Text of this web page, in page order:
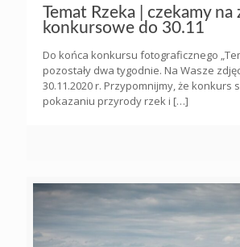
Temat Rzeka | czekamy na
konkursowe do 30.11
Do końca konkursu fotograficznego
pozostały dwa tygodnie. Na Wasze
30.11.2020 r. Przypomnijmy, że konkurs
pokazaniu przyrody rzek i […]